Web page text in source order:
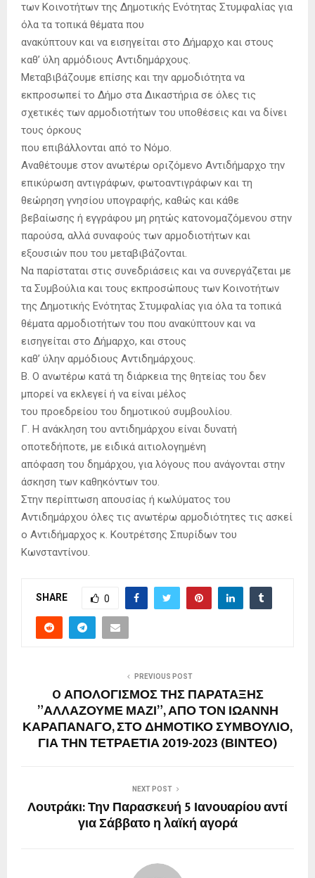
των Κοινοτήτων της Δημοτικής Ενότητας Στυμφαλίας για
όλα τα τοπικά θέματα που
ανακύπτουν και να εισηγείται στο Δήμαρχο και στους
καθ’ ύλη αρμόδιους Αντιδημάρχους.
Μεταβιβάζουμε επίσης και την αρμοδιότητα να
εκπροσωπεί το Δήμο στα Δικαστήρια σε όλες τις
σχετικές των αρμοδιοτήτων του υποθέσεις και να δίνει
τους όρκους
που επιβάλλονται από το Νόμο.
Αναθέτουμε στον ανωτέρω οριζόμενο Αντιδήμαρχο την
επικύρωση αντιγράφων, φωτοαντιγράφων και τη
θεώρηση γνησίου υπογραφής, καθώς και κάθε
βεβαίωσης ή εγγράφου μη ρητώς κατονομαζόμενου στην
παρούσα, αλλά συναφούς των αρμοδιοτήτων και
εξουσιών που του μεταβιβάζονται.
Να παρίσταται στις συνεδριάσεις και να συνεργάζεται με
τα Συμβούλια και τους εκπροσώπους των Κοινοτήτων
της Δημοτικής Ενότητας Στυμφαλίας για όλα τα τοπικά
θέματα αρμοδιοτήτων του που ανακύπτουν και να
εισηγείται στο Δήμαρχο, και στους
καθ’ ύλην αρμόδιους Αντιδημάρχους.
Β. Ο ανωτέρω κατά τη διάρκεια της θητείας του δεν
μπορεί να εκλεγεί ή να είναι μέλος
του προεδρείου του δημοτικού συμβουλίου.
Γ. Η ανάκληση του αντιδημάρχου είναι δυνατή
οποτεδήποτε, με ειδικά αιτιολογημένη
απόφαση του δημάρχου, για λόγους που ανάγονται στην
άσκηση των καθηκόντων του.
Στην περίπτωση απουσίας ή κωλύματος του
Αντιδημάρχου όλες τις ανωτέρω αρμοδιότητες τις ασκεί
ο Αντιδήμαρχος κ. Κουτρέτσης Σπυρίδων του
Κωνσταντίνου.
SHARE 0
PREVIOUS POST
O ΑΠΟΛΟΓΙΣΜΟΣ ΤΗΣ ΠΑΡΑΤΑΞΗΣ
”ΑΛΛΑΖΟΥΜΕ ΜΑΖΙ”, ΑΠΟ ΤΟΝ ΙΩΑΝΝΗ
ΚΑΡΑΠΑΝΑΓΟ, ΣΤΟ ΔΗΜΟΤΙΚΟ ΣΥΜΒΟΥΛΙΟ,
ΓΙΑ ΤΗΝ ΤΕΤΡΑΕΤΙΑ 2019-2023 (ΒΙΝΤΕΟ)
NEXT POST
Λουτράκι: Την Παρασκευή 5 Ιανουαρίου αντί
για Σάββατο η λαϊκή αγορά